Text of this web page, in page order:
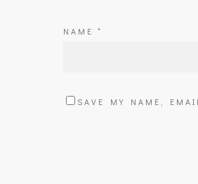
NAME *
SAVE MY NAME,